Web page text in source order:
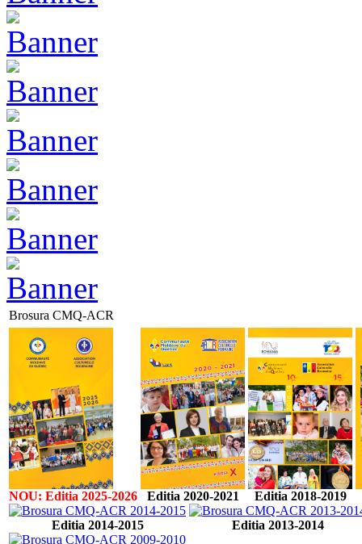
Brosura CMQ-ACR
NOU: Editia 2025-2026 Editia 2020-2021 Editia 2018-2019
Editia 2014-2015 Editia 2013-2014